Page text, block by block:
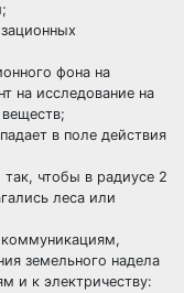
фона на
на исследование на
в поле действия
чтобы в радиусе 2
леса или
коммуникациям,
земельного надела
и к электричеству: